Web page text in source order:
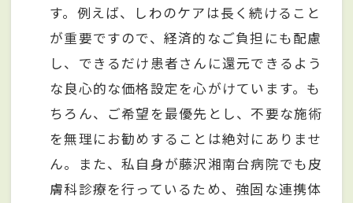
す。例えば、しわのケアは長く続けること
が重要ですので、経済的なご負担にも配慮
し、できるだけ患者さんに還元できるよう
な良心的な価格設定を心がけています。も
ちろん、ご希望を最優先とし、不要な施術
を無理にお勧めすることは絶対にありませ
ん。また、私自身が藤沢湘南台病院でも皮
膚科診療を行っているため、強固な連携体